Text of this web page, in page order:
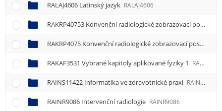
RALAJ4606 Latinský jazyk RALAJ4606
RAKRP40753 Konvenční radiologické zobrazovací postupy 3
RAKRP4075 Konvenční radiologické zobrazovací postupy 1
RAKAF3531 Vybrané kapitoly aplikované fyziky 1 RAKAF3531
RAINS11422 Informatika ve zdravotnické praxi RAINS11422
RAINR9086 Intervenční radiologie RAINR9086